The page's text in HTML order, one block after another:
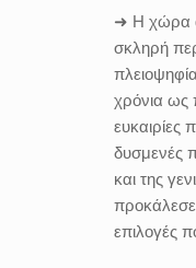
➜ Η χώρα
σκληρή
χρόνια ως
ευκαιρίες
δυσμενές
και της
προκάλεσε
επιλογές